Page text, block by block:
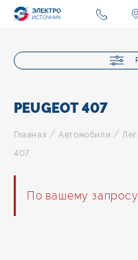
PEUGEOT 407
Главная /Автомобили /
407
По вашему